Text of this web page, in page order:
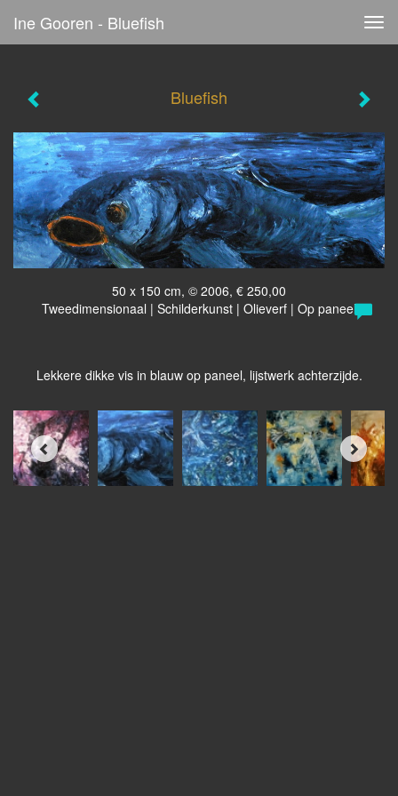
Ine Gooren - Bluefish
Bluefish
50 x 150 cm, © 2006, € 250,00
Tweedimensionaal | Schilderkunst | Olieverf | Op paneel
Lekkere dikke vis in blauw op paneel, lijstwerk achterzijde.